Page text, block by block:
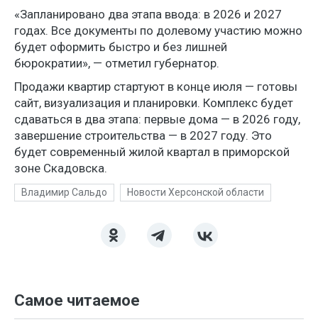
«Запланировано два этапа ввода: в 2026 и 2027
годах. Все документы по долевому участию можно
будет оформить быстро и без лишней
бюрократии», — отметил губернатор.
Продажи квартир стартуют в конце июля — готовы
сайт, визуализация и планировки. Комплекс будет
сдаваться в два этапа: первые дома — в 2026 году,
завершение строительства — в 2027 году. Это
будет современный жилой квартал в приморской
зоне Скадовска.
Владимир Сальдо Новости Херсонской области
Самое читаемое